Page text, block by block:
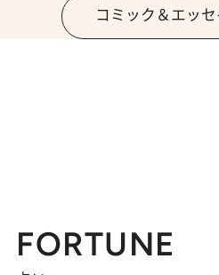
コミック＆エッ
FORTUNE